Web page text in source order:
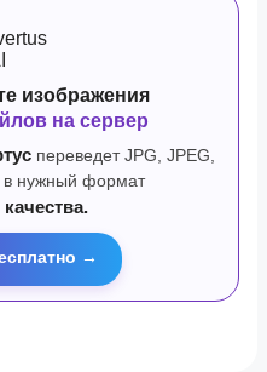
изображения
на сервер
переведет JPG, JPEG,
в нужный формат
→